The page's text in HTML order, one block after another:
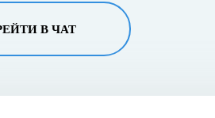
В ЧАТ